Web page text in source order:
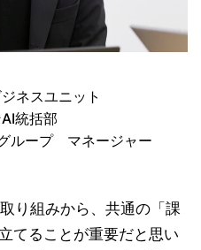
ネスユニット
統括部
ループ マネージャー
り組みから、共通の「課
てることが重要だと思い